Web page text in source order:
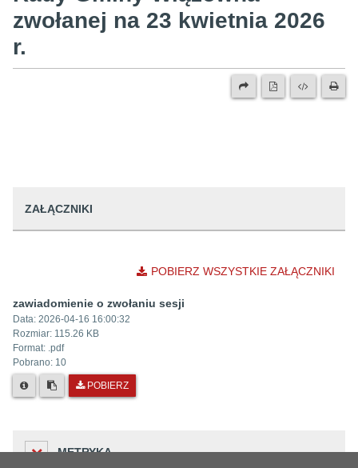
zwołanej na 23 kwietnia 2026
r.
ZAŁĄCZNIKI
POBIERZ WSZYSTKIE ZAŁĄCZNIKI
zawiadomienie o zwołaniu sesji
Data: 2026-04-16 16:00:32
Rozmiar: 115.26 KB
Format: .pdf
Pobrano: 10
POBIERZ
METRYKA